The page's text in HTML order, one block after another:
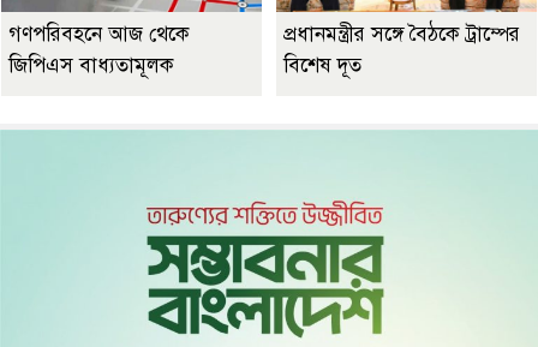
গণপরিবহনে আজ থেকে
জিপিএস বাধ্যতামূলক
প্রধানমন্ত্রীর সঙ্গে বৈঠকে ট্রাম্পের
বিশেষ দূত